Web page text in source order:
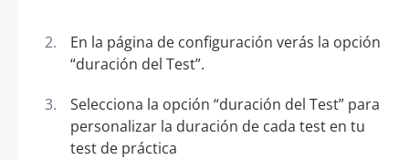
En la página de configuración verás la opción
“duración del Test”.
Selecciona la opción “duración del Test” para
personalizar la duración de cada test en tu
test de práctica